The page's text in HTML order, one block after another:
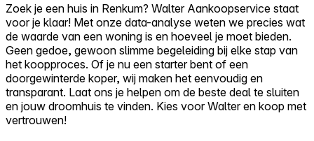
Zoek je een huis in Renkum? Walter Aankoopservice staat
voor je klaar! Met onze data-analyse weten we precies wat
de waarde van een woning is en hoeveel je moet bieden.
Geen gedoe, gewoon slimme begeleiding bij elke stap van
het koopproces. Of je nu een starter bent of een
doorgewinterde koper, wij maken het eenvoudig en
transparant. Laat ons je helpen om de beste deal te sluiten
en jouw droomhuis te vinden. Kies voor Walter en koop met
vertrouwen!